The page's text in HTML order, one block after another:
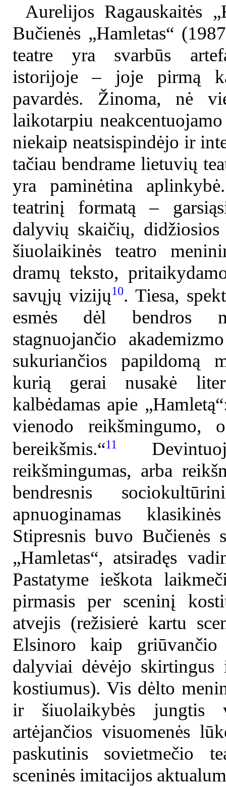
Aurelijos Ragauskaitės
Bučienės „Hamletas“
teatre yra svarbūs
istorijoje – joje pirmą
pavardės. Žinoma, nė
laikotarpiu
niekaip neatsispindėjo ir
tačiau bendrame lietuvių
yra paminėtina
teatrinį formatą –
dalyvių skaičių,
šiuolaikinės teatro
dramų teksto,
savųjų vizijų10. Tiesa,
esmės dėl bendros
stagnuojančio
sukuriančios papildomą
kurią gerai nusakė
kalbėdamas apie
vienodo reikšmingumo,
bereikšmis.“11
reikšmingumas, arba
bendresnis
apnuoginamas
Stipresnis buvo Bučienės
„Hamletas“, atsiradęs
Pastatyme ieškota
pirmasis per sceninį
atvejis (režisierė kartu
Elsinoro kaip
dalyviai dėvėjo skirtingus
kostiumus). Vis dėlto
ir šiuolaikybės jungtis
artėjančios visuomenės
paskutinis sovietmečio
sceninės imitacijos